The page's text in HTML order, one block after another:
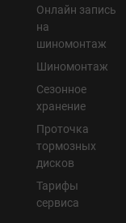
Онлайн запись
на
шиномонтаж
Шиномонтаж
Сезонное
хранение
Проточка
тормозных
дисков
Тарифы
сервиса